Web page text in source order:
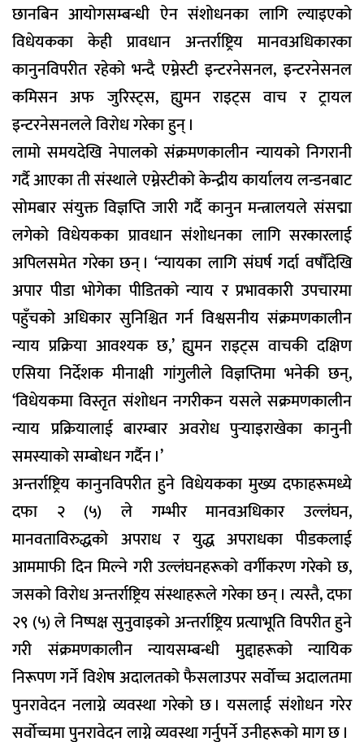
छानबिन आयोगसम्बन्धी ऐन संशोधनका लागि ल्याइएको
विधेयकका केही प्रावधान अन्तर्राष्ट्रिय मानवअधिकारका
कानुनविपरीत रहेको भन्दै एम्नेस्टी इन्टरनेसनल, इन्टरनेसनल
कमिसन अफ जुरिस्ट्स, ह्युमन राइट्स वाच र ट्रायल
इन्टरनेसनलले विरोध गरेका हुन् ।
लामो समयदेखि नेपालको संक्रमणकालीन न्यायको निगरानी
गर्दै आएका ती संस्थाले एम्नेस्टीको केन्द्रीय कार्यालय लन्डनबाट
सोमबार संयुक्त विज्ञप्ति जारी गर्दै कानुन मन्त्रालयले संसद्मा
लगेको विधेयकका प्रावधान संशोधनका लागि सरकारलाई
अपिलसमेत गरेका छन् । ‘न्यायका लागि संघर्ष गर्दा वर्षौंदेखि
अपार पीडा भोगेका पीडितको न्याय र प्रभावकारी उपचारमा
पहुँचको अधिकार सुनिश्चित गर्न विश्वसनीय संक्रमणकालीन
न्याय प्रक्रिया आवश्यक छ,’ ह्युमन राइट्स वाचकी दक्षिण
एसिया निर्देशक मीनाक्षी गांगुलीले विज्ञप्तिमा भनेकी छन्,
‘विधेयकमा विस्तृत संशोधन नगरीकन यसले सक्रमणकालीन
न्याय प्रक्रियालाई बारम्बार अवरोध पुर्‍याइराखेका कानुनी
समस्याको सम्बोधन गर्दैन ।’
अन्तर्राष्ट्रिय कानुनविपरीत हुने विधेयकका मुख्य दफाहरूमध्ये
दफा २ (५) ले गम्भीर मानवअधिकार उल्लंघन,
मानवताविरुद्धको अपराध र युद्ध अपराधका पीडकलाई
आममाफी दिन मिल्ने गरी उल्लंघनहरूको वर्गीकरण गरेको छ,
जसको विरोध अन्तर्राष्ट्रिय संस्थाहरूले गरेका छन् । त्यस्तै, दफा
२९ (५) ले निष्पक्ष सुनुवाइको अन्तर्राष्ट्रिय प्रत्याभूति विपरीत हुने
गरी संक्रमणकालीन न्यायसम्बन्धी मुद्दाहरूको न्यायिक
निरूपण गर्ने विशेष अदालतको फैसलाउपर सर्वोच्च अदालतमा
पुनरावेदन नलाग्ने व्यवस्था गरेको छ । यसलाई संशोधन गरेर
सर्वोच्चमा पुनरावेदन लाग्ने व्यवस्था गर्नुपर्ने उनीहरूको माग छ ।